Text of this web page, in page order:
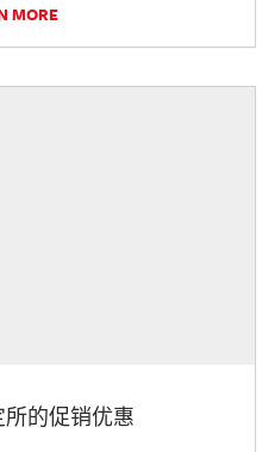
MORE
所的促销优惠